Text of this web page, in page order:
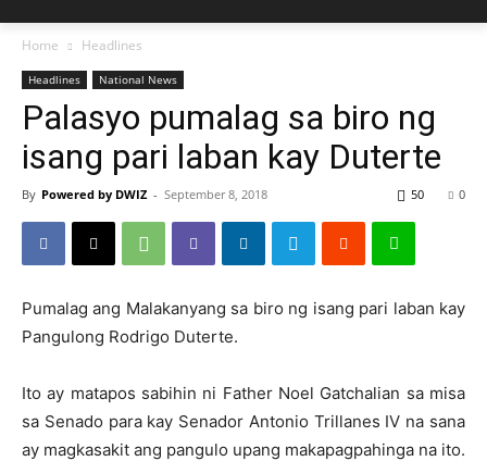
Home Headlines
Headlines National News
Palasyo pumalag sa biro ng
isang pari laban kay Duterte
By Powered by DWIZ - September 8, 2018 0
50
Pumalag ang Malakanyang sa biro ng isang pari laban kay
Pangulong Rodrigo Duterte.
Ito ay matapos sabihin ni Father Noel Gatchalian sa misa
sa Senado para kay Senador Antonio Trillanes IV na sana
ay magkasakit ang pangulo upang makapagpahinga na ito.